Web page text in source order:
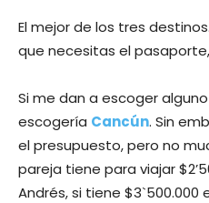
El mejor de los tres
que necesitas el
Si me dan a escoger
escogería Cancún. Sin
el presupuesto, pero no
pareja tiene para viajar
Andrés, si tiene $3`500.000